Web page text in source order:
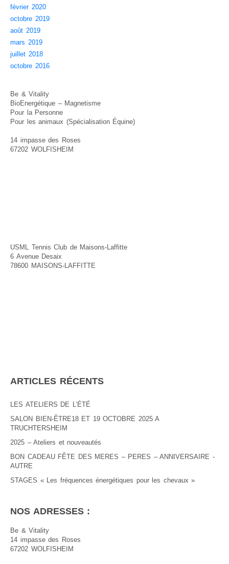
février 2020
octobre 2019
août 2019
mars 2019
juillet 2018
octobre 2016
Be & Vitality
BioEnergétique – Magnetisme
Pour la Personne
Pour les animaux (Spécialisation Équine)
14 impasse des Roses
67202 WOLFISHEIM
USML Tennis Club de Maisons-Laffitte
6 Avenue Desaix
78600 MAISONS-LAFFITTE
ARTICLES RÉCENTS
LES ATELIERS DE L’ÉTÉ
SALON BIEN-ÊTRE18 ET 19 OCTOBRE 2025 A
TRUCHTERSHEIM
2025 – Ateliers et nouveautés
BON CADEAU FÊTE DES MERES – PERES – ANNIVERSAIRE -
AUTRE
STAGES « Les fréquences énergétiques pour les chevaux »
NOS ADRESSES :
Be & Vitality
14 impasse des Roses
67202 WOLFISHEIM